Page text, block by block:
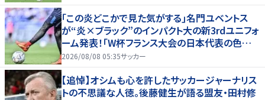
｢この炎どこかで見た気がする｣名門ユベントス
が“炎×ブラック”のインパクト大の新3rdユニフォ
ーム発表！｢W杯フランス大会の日本代表の色違
いを感じさせる｣
2026/08/08 05:35サッカー
【追悼】オシムも心を許したサッカージャーナリス
トの不思議な人徳。後藤健生が語る盟友・田村修